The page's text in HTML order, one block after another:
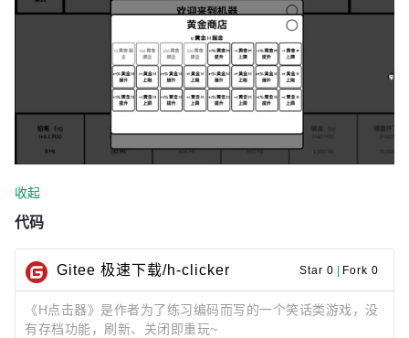
收起
代码
Gitee 极速下载/h-clicker Star 0 Fork 0
《H点击器》是作者为了练习编码而写的一个笑话类游戏，没
有存档功能，刷新、关闭即重玩~